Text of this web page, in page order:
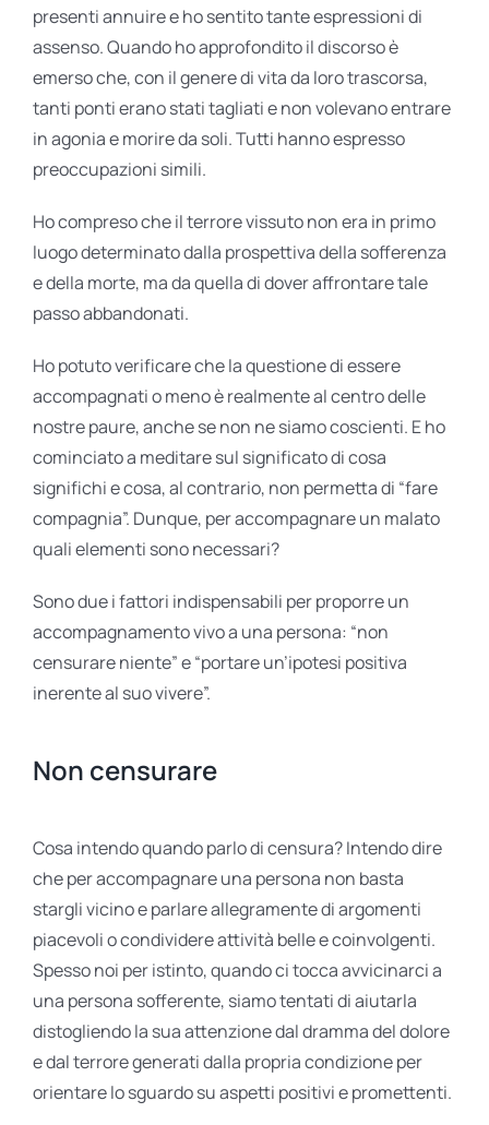
presenti annuire e ho sentito tante espressioni di
assenso. Quando ho approfondito il discorso è
emerso che, con il genere di vita da loro trascorsa,
tanti ponti erano stati tagliati e non volevano entrare
in agonia e morire da soli. Tutti hanno espresso
preoccupazioni simili.
Ho compreso che il terrore vissuto non era in primo
luogo determinato dalla prospettiva della sofferenza
e della morte, ma da quella di dover affrontare tale
passo abbandonati.
Ho potuto verificare che la questione di essere
accompagnati o meno è realmente al centro delle
nostre paure, anche se non ne siamo coscienti. E ho
cominciato a meditare sul significato di cosa
significhi e cosa, al contrario, non permetta di “fare
compagnia”. Dunque, per accompagnare un malato
quali elementi sono necessari?
Sono due i fattori indispensabili per proporre un
accompagnamento vivo a una persona: “non
censurare niente” e “portare un’ipotesi positiva
inerente al suo vivere”.
Non censurare
Cosa intendo quando parlo di censura? Intendo dire
che per accompagnare una persona non basta
stargli vicino e parlare allegramente di argomenti
piacevoli o condividere attività belle e coinvolgenti.
Spesso noi per istinto, quando ci tocca avvicinarci a
una persona sofferente, siamo tentati di aiutarla
distogliendo la sua attenzione dal dramma del dolore
e dal terrore generati dalla propria condizione per
orientare lo sguardo su aspetti positivi e promettenti.